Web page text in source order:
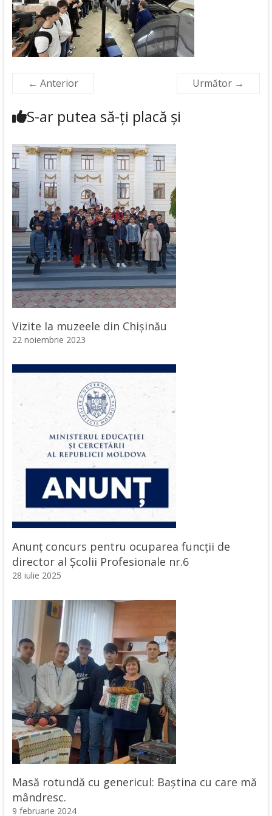
← Anterior Următor →
S-ar putea să-ți placă și
Vizite la muzeele din Chișinău
22 noiembrie 2023
Anunț concurs pentru ocuparea funcții de
director al Școlii Profesionale nr.6
28 iulie 2025
Masă rotundă cu genericul: Baștina cu care mă
mândresc.
9 februarie 2024